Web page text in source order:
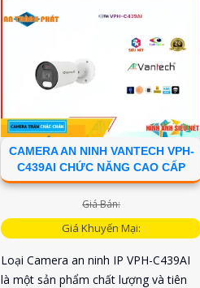
CAMERA AN NINH VANTECH VPH-
C439AI CHỨC NĂNG CAO CẤP
Giá Bán:
Giá Khuyến Mại:
Loại Camera an ninh IP VPH-C439AI
là một sản phẩm chất lượng và tiên